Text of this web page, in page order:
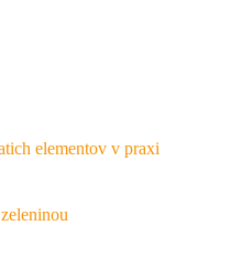
elementov v praxi